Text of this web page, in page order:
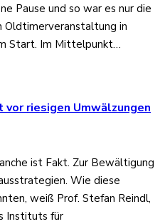
Pause und so war es nur die
in
Start. Im Mittelpunkt…
riesigen Umwälzungen
ist Fakt. Zur Bewältigung
Wie diese
weiß Prof. Stefan Reindl,
Instituts für